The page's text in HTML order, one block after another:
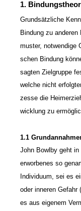
1.
Grundsätzliche
Bindung zu
muster, notwendige
schen Bindung
sagten Zielgruppe
welche nicht
zesse die
wicklung zu
1.1
John Bowlby geht
erworbenes so
Individuum, sei es
oder inneren
es aus eigenem